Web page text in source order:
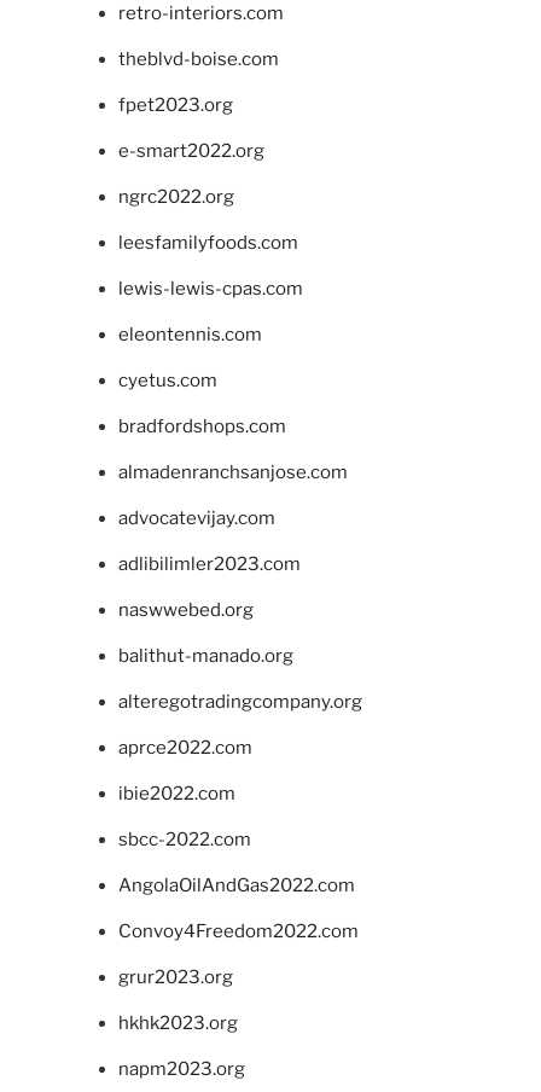
retro-interiors.com
theblvd-boise.com
fpet2023.org
e-smart2022.org
ngrc2022.org
leesfamilyfoods.com
lewis-lewis-cpas.com
eleontennis.com
cyetus.com
bradfordshops.com
almadenranchsanjose.com
advocatevijay.com
adlibilimler2023.com
naswwebed.org
balithut-manado.org
alteregotradingcompany.org
aprce2022.com
ibie2022.com
sbcc-2022.com
AngolaOilAndGas2022.com
Convoy4Freedom2022.com
grur2023.org
hkhk2023.org
napm2023.org